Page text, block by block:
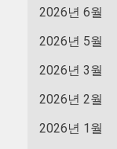
2026년 6월
2026년 5월
2026년 3월
2026년 2월
2026년 1월